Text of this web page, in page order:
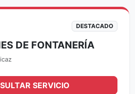
DESTACADO
DE FONTANERÍA
SERVICIO